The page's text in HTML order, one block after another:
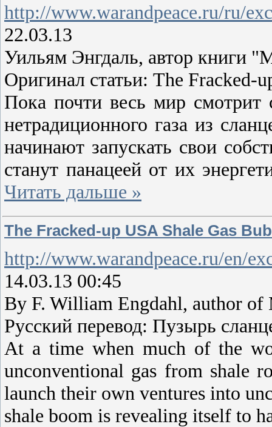
http://www.warandpeace.ru/ru/
22.03.13
Уильям Энгдаль, автор книги
Оригинал статьи: The Fracked-
Пока почти весь мир
нетрадиционного газа из
начинают запускать свои
станут панацеей от их
Читать дальше »
The Fracked-up USA Shale Gas
http://www.warandpeace.ru/en/
14.03.13 00:45
By F. William Engdahl, author of
Русский перевод: Пузырь
At a time when much of the
unconventional gas from shale
launch their own ventures into
shale boom is revealing itself to